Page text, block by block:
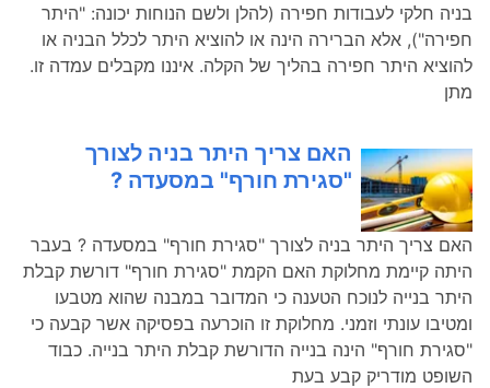
בניה חלקי לעבודות חפירה (להלן ולשם הנוחות יכונה: "היתר
חפירה"), אלא הברירה הינה או להוציא היתר לכלל הבניה או
להוציא היתר חפירה בהליך של הקלה. איננו מקבלים עמדה זו.
מתן
האם צריך היתר בניה לצורך
"סגירת חורף" במסעדה ?
האם צריך היתר בניה לצורך "סגירת חורף" במסעדה ? בעבר
היתה קיימת מחלוקת האם הקמת "סגירת חורף" דורשת קבלת
היתר בנייה לנוכח הטענה כי המדובר במבנה שהוא מטבעו
ומטיבו עונתי וזמני. מחלוקת זו הוכרעה בפסיקה אשר קבעה כי
"סגירת חורף" הינה בנייה הדורשת קבלת היתר בנייה. כבוד
השופט מודריק קבע בעת